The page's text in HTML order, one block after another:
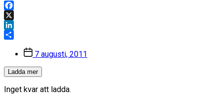
Facebook
X
LinkedIn
Inläggsdatum
7 augusti, 2011
Ladda mer
Inget kvar att ladda.